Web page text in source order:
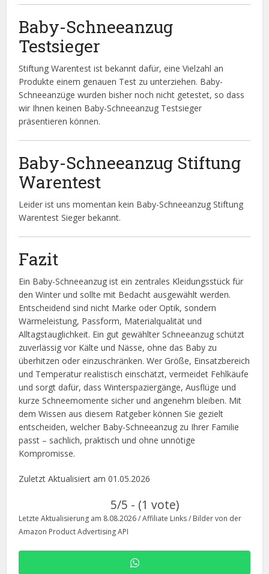
Baby-Schneeanzug
Testsieger
Stiftung Warentest ist bekannt dafür, eine Vielzahl an
Produkte einem genauen Test zu unterziehen. Baby-
Schneeanzüge wurden bisher noch nicht getestet, so dass
wir Ihnen keinen Baby-Schneeanzug Testsieger
präsentieren können.
Baby-Schneeanzug Stiftung
Warentest
Leider ist uns momentan kein Baby-Schneeanzug Stiftung
Warentest Sieger bekannt.
Fazit
Ein Baby-Schneeanzug ist ein zentrales Kleidungsstück für
den Winter und sollte mit Bedacht ausgewählt werden.
Entscheidend sind nicht Marke oder Optik, sondern
Wärmeleistung, Passform, Materialqualität und
Alltagstauglichkeit. Ein gut gewählter Schneeanzug schützt
zuverlässig vor Kälte und Nässe, ohne das Baby zu
überhitzen oder einzuschränken. Wer Größe, Einsatzbereich
und Temperatur realistisch einschätzt, vermeidet Fehlkäufe
und sorgt dafür, dass Winterspaziergänge, Ausflüge und
kurze Schneemomente sicher und angenehm bleiben. Mit
dem Wissen aus diesem Ratgeber können Sie gezielt
entscheiden, welcher Baby-Schneeanzug zu Ihrer Familie
passt – sachlich, praktisch und ohne unnötige
Kompromisse.
Zuletzt Aktualisiert am 01.05.2026
5/5 - (1 vote)
Letzte Aktualisierung am 8.08.2026 / Affiliate Links / Bilder von der
Amazon Product Advertising API